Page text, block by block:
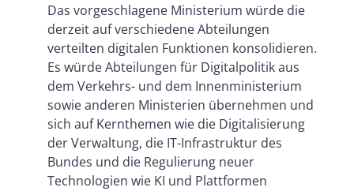
Das vorgeschlagene Ministerium würde die
derzeit auf verschiedene Abteilungen
verteilten digitalen Funktionen konsolidieren.
Es würde Abteilungen für Digitalpolitik aus
dem Verkehrs- und dem Innenministerium
sowie anderen Ministerien übernehmen und
sich auf Kernthemen wie die Digitalisierung
der Verwaltung, die IT-Infrastruktur des
Bundes und die Regulierung neuer
Technologien wie KI und Plattformen